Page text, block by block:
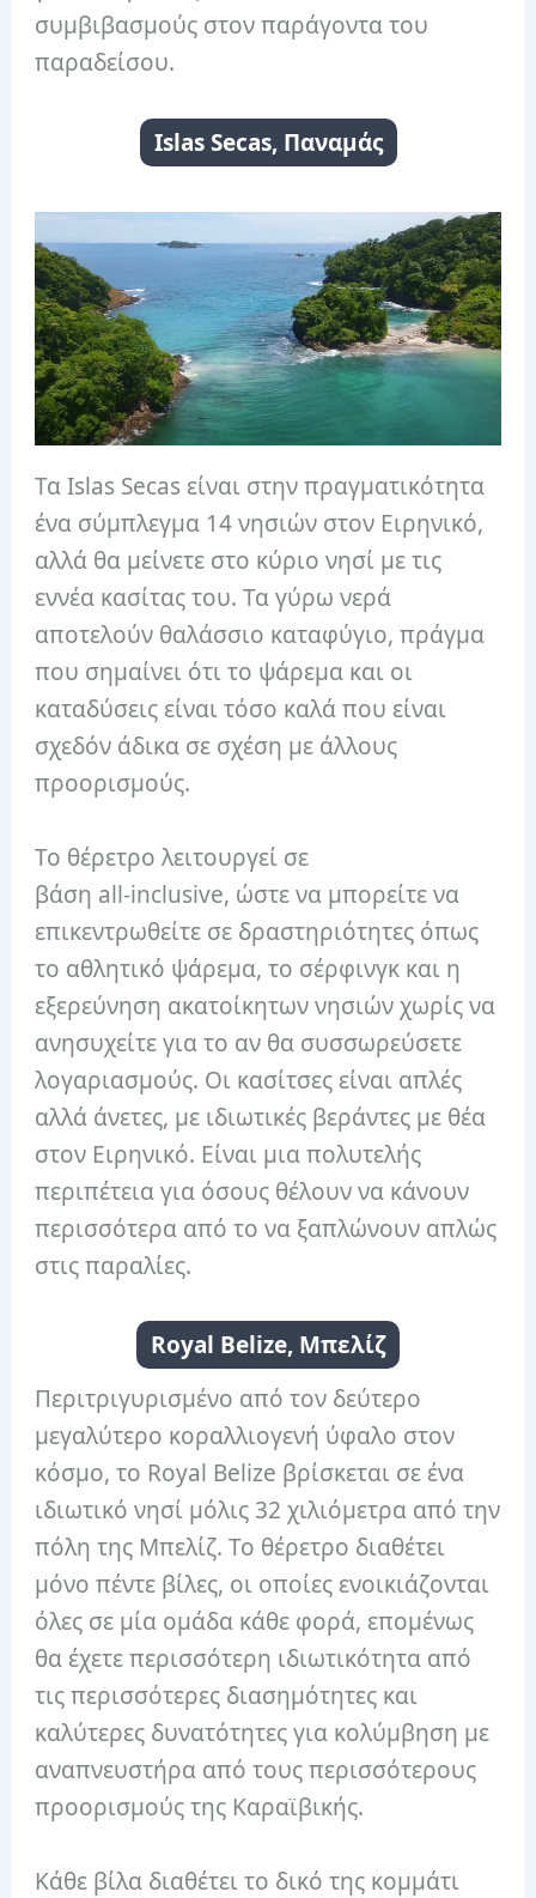
συμβιβασμούς στον παράγοντα του
παραδείσου.
Islas Secas, Παναμάς
Τα Islas Secas είναι στην πραγματικότητα
ένα σύμπλεγμα 14 νησιών στον Ειρηνικό,
αλλά θα μείνετε στο κύριο νησί με τις
εννέα κασίτας του. Τα γύρω νερά
αποτελούν θαλάσσιο καταφύγιο, πράγμα
που σημαίνει ότι το ψάρεμα και οι
καταδύσεις είναι τόσο καλά που είναι
σχεδόν άδικα σε σχέση με άλλους
προορισμούς.
Το θέρετρο λειτουργεί σε
βάση all-inclusive, ώστε να μπορείτε να
επικεντρωθείτε σε δραστηριότητες όπως
το αθλητικό ψάρεμα, το σέρφινγκ και η
εξερεύνηση ακατοίκητων νησιών χωρίς να
ανησυχείτε για το αν θα συσσωρεύσετε
λογαριασμούς. Οι κασίτσες είναι απλές
αλλά άνετες, με ιδιωτικές βεράντες με θέα
στον Ειρηνικό. Είναι μια πολυτελής
περιπέτεια για όσους θέλουν να κάνουν
περισσότερα από το να ξαπλώνουν απλώς
στις παραλίες.
Royal Belize, Μπελίζ
Περιτριγυρισμένο από τον δεύτερο
μεγαλύτερο κοραλλιογενή ύφαλο στον
κόσμο, το Royal Belize βρίσκεται σε ένα
ιδιωτικό νησί μόλις 32 χιλιόμετρα από την
πόλη της Μπελίζ. Το θέρετρο διαθέτει
μόνο πέντε βίλες, οι οποίες ενοικιάζονται
όλες σε μία ομάδα κάθε φορά, επομένως
θα έχετε περισσότερη ιδιωτικότητα από
τις περισσότερες διασημότητες και
καλύτερες δυνατότητες για κολύμβηση με
αναπνευστήρα από τους περισσότερους
προορισμούς της Καραϊβικής.
Κάθε βίλα διαθέτει το δικό της κομμάτι